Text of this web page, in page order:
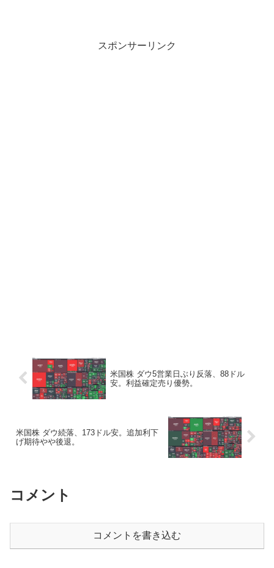
スポンサーリンク
米国株 ダウ5営業日ぶり反落、88ドル
安。利益確定売り優勢。
米国株 ダウ続落、173ドル安。追加利下
げ期待やや後退。
コメント
コメントを書き込む